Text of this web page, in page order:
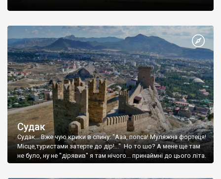
Судак
Судак... Вже чую крики в спину: "Ааа, попса! Муляжна фортеця!
Місце,туристами затерте до дір!..." Но то шо? А мене ще там
не було, ну не "дірявив" я там нічого... принаймні до цього літа.